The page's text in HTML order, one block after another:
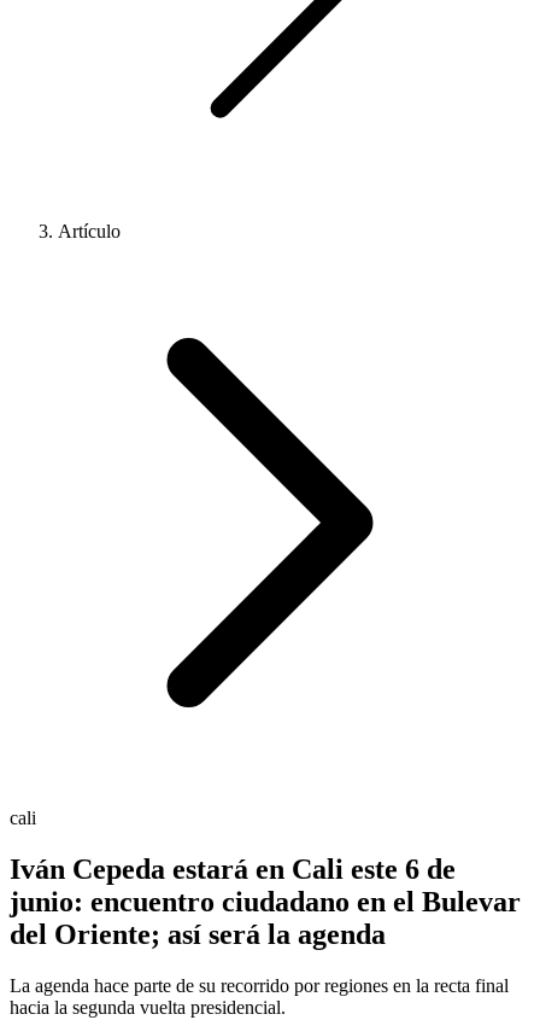
Artículo
cali
Iván Cepeda estará en Cali este 6 de
junio: encuentro ciudadano en el Bulevar
del Oriente; así será la agenda
La agenda hace parte de su recorrido por regiones en la recta final
hacia la segunda vuelta presidencial.